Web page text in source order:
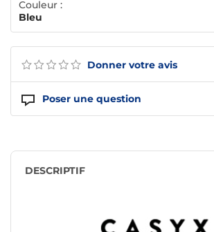
Donner votre avis
Poser une question
Couleur :
Bleu
DESCRIPTIF